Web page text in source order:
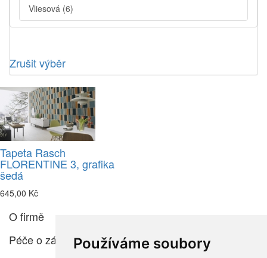
Používáme soubory
Vliesová (6)
Zrušit výběr
Tapeta Rasch
FLORENTINE 3, grafika
šedá
645,00 Kč
O firmě
Péče o zákazníka